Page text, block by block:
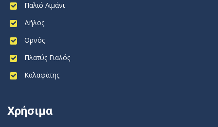
Παλιό Λιμάνι
Δήλος
Ορνός
Πλατύς Γιαλός
Καλαφάτης
Χρήσιμα